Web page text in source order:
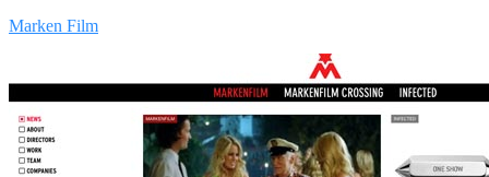
Marken Film